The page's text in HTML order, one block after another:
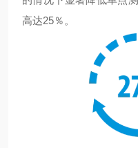
高达25％。